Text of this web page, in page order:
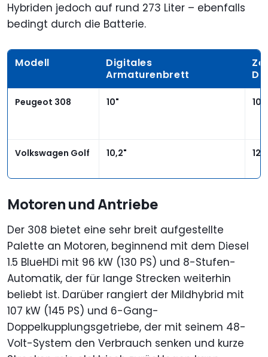
Hybriden jedoch auf rund 273 Liter – ebenfalls
bedingt durch die Batterie.
Modell
Digitales
Armaturenbrett
Peugeot 308 10" 10"
Volkswagen Golf 10,2"
Motoren und Antriebe
Der 308 bietet eine sehr breit aufgestellte
Palette an Motoren, beginnend mit dem Diesel
1.5 BlueHDi mit 96 kW (130 PS) und 8-Stufen-
Automatik, der für lange Strecken weiterhin
beliebt ist. Darüber rangiert der Mildhybrid mit
107 kW (145 PS) und 6-Gang-
Doppelkupplungsgetriebe, der mit seinem 48-
Volt-System den Verbrauch senken und kurze